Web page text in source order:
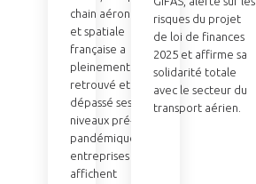
chain aéronautique
et spatiale
française a
pleinement
retrouvé et
dépassé ses
niveaux pré-
pandémiques. Les
entreprises
affichent
risques du projet
de loi de finances
2025 et affirme sa
solidarité totale
avec le secteur du
transport aérien.